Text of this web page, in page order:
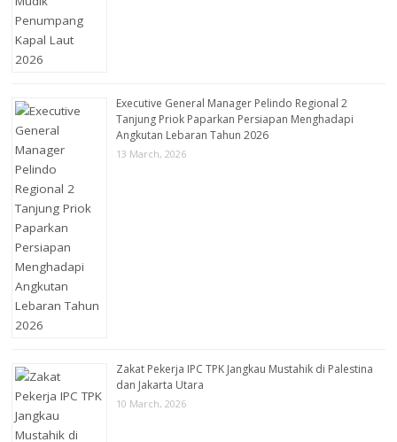
Executive General Manager Pelindo Regional 2
Tanjung Priok Paparkan Persiapan Menghadapi
Angkutan Lebaran Tahun 2026
13 March, 2026
Zakat Pekerja IPC TPK Jangkau Mustahik di Palestina
dan Jakarta Utara
10 March, 2026